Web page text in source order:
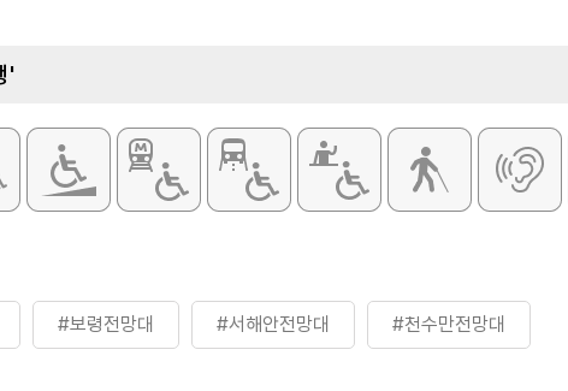
'
#보령전망대 #서해안전망대 #천수만전망대